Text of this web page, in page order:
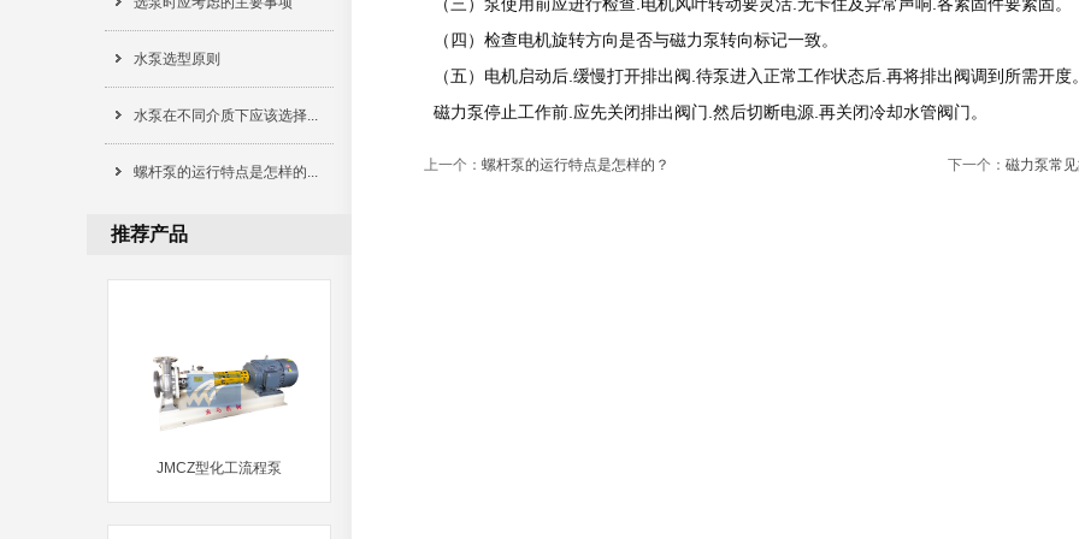
水泵选型原则
水泵在不同介质下应该选择...
螺杆泵的运行特点是怎样的...
推荐产品
JMCZ型化工流程泵
MORE
（四）检查电机旋转方向是否与磁力泵转向标记一致。
（五）电机启动后.缓慢打开排出阀.待泵进入正常工作状态后.再将排出阀调到所需开度
磁力泵停止工作前.应先关闭排出阀门.然后切断电源.再关闭冷却水管阀门。
上一个： 螺杆泵的运行特点是怎样的？ 下一个： 磁力泵常